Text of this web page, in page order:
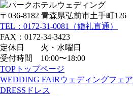
〒036-8182 青森県弘前市土手町126
TEL：0172-31-0081（婚礼直通）
FAX：0172-34-3423
定休日 火・水曜日
受付時間 10:00〜18:00
TOP トップページ
WEDDING FAIR ウェディングフェア
DRESS ドレス